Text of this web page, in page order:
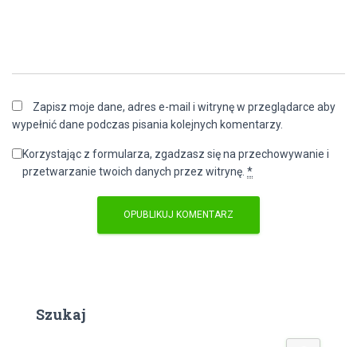
Zapisz moje dane, adres e-mail i witrynę w przeglądarce aby
wypełnić dane podczas pisania kolejnych komentarzy.
Korzystając z formularza, zgadzasz się na przechowywanie i
przetwarzanie twoich danych przez witrynę. *
Szukaj